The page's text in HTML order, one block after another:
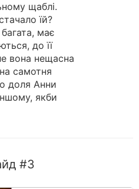
щаблі.
їй?
має
до її
вона нещасна
самотня
доля Анни
якби
#3